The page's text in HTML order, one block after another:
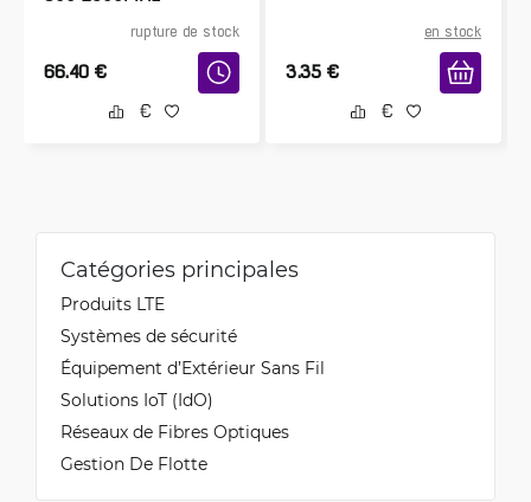
rupture de stock
66.40 €
en stock
3.35 €
Catégories principales
Produits LTE
Systèmes de sécurité
Équipement d’Extérieur Sans Fil
Solutions IoT (IdO)
Réseaux de Fibres Optiques
Gestion De Flotte